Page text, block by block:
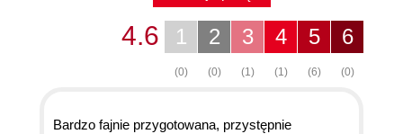
6
(0)
5
(6)
4
(1)
3
(1)
2
(0)
1
(0)
4.6
Bardzo fajnie przygotowana, przystępnie